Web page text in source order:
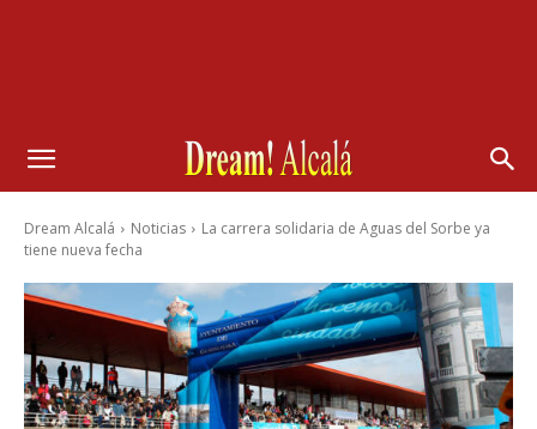
Dream Alcalá Noticias
La carrera solidaria de Aguas del Sorbe ya
tiene nueva fecha